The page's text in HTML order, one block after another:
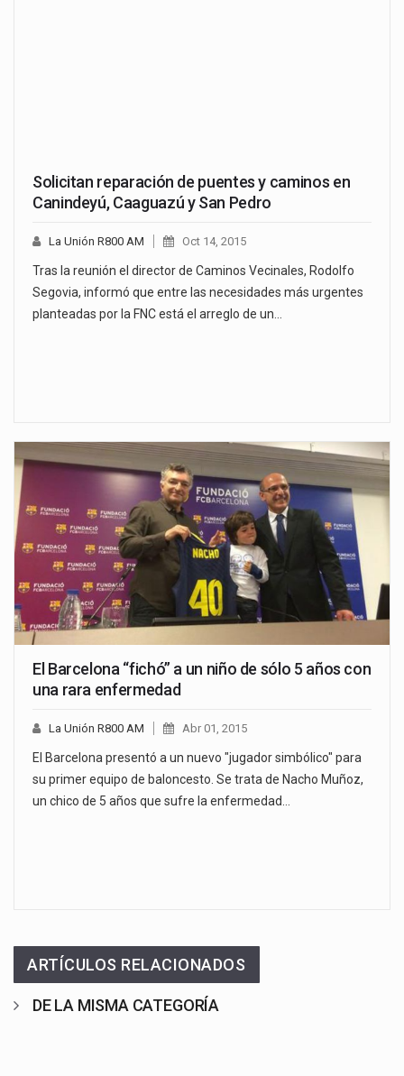
Solicitan reparación de puentes y caminos en
Canindeyú, Caaguazú y San Pedro
La Unión R800 AM Oct 14, 2015
Tras la reunión el director de Caminos Vecinales, Rodolfo
Segovia, informó que entre las necesidades más urgentes
planteadas por la FNC está el arreglo de un…
El Barcelona “fichó” a un niño de sólo 5 años con
una rara enfermedad
La Unión R800 AM Abr 01, 2015
El Barcelona presentó a un nuevo "jugador simbólico" para
su primer equipo de baloncesto. Se trata de Nacho Muñoz,
un chico de 5 años que sufre la enfermedad…
ARTÍCULOS RELACIONADOS
DE LA MISMA CATEGORÍA